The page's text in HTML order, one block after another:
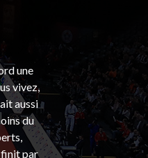
une
vivez,
aussi
du
finit par